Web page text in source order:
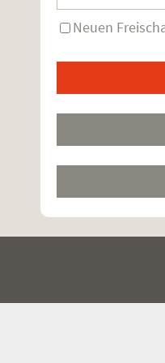
Neuen